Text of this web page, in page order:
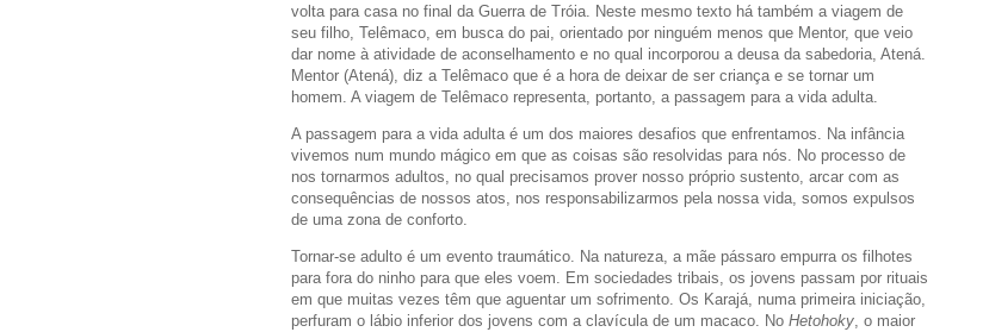
volta para casa no final da Guerra de Tróia. Neste mesmo texto há também a viagem de
seu filho, Telêmaco, em busca do pai, orientado por ninguém menos que Mentor, que veio
dar nome à atividade de aconselhamento e no qual incorporou a deusa da sabedoria, Atená.
Mentor (Atená), diz a Telêmaco que é a hora de deixar de ser criança e se tornar um
homem. A viagem de Telêmaco representa, portanto, a passagem para a vida adulta.
A passagem para a vida adulta é um dos maiores desafios que enfrentamos. Na infância
vivemos num mundo mágico em que as coisas são resolvidas para nós. No processo de
nos tornarmos adultos, no qual precisamos prover nosso próprio sustento, arcar com as
consequências de nossos atos, nos responsabilizarmos pela nossa vida, somos expulsos
de uma zona de conforto.
Tornar-se adulto é um evento traumático. Na natureza, a mãe pássaro empurra os filhotes
para fora do ninho para que eles voem. Em sociedades tribais, os jovens passam por rituais
em que muitas vezes têm que aguentar um sofrimento. Os Karajá, numa primeira iniciação,
perfuram o lábio inferior dos jovens com a clavícula de um macaco. No Hetohoky, o maior